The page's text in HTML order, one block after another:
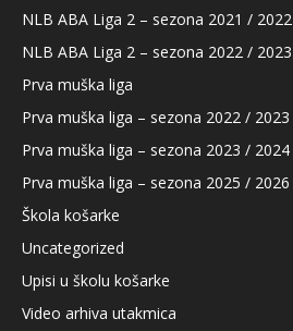
NLB ABA Liga 2 – sezona 2021 / 2022
NLB ABA Liga 2 – sezona 2022 / 2023
Prva muška liga
Prva muška liga – sezona 2022 / 2023
Prva muška liga – sezona 2023 / 2024
Prva muška liga – sezona 2025 / 2026
Škola košarke
Uncategorized
Upisi u školu košarke
Video arhiva utakmica